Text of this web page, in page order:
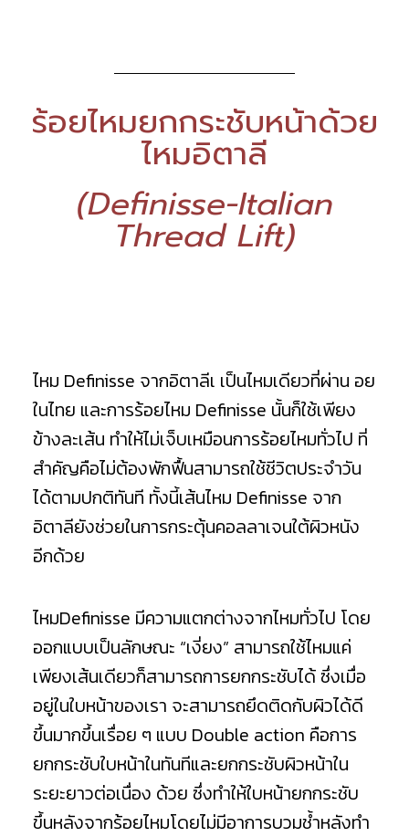
ร้อยไหมยกกระชับหน้าด้วย
ไหมอิตาลี
(Definisse-Italian
Thread Lift)
ไหม Definisse จากอิตาลีเ เป็นไหมเดียวที่ผ่าน อย
ในไทย และการร้อยไหม Definisse นั้นก็ใช้เพียง
ข้างละเส้น ทำให้ไม่เจ็บเหมือนการร้อยไหมทั่วไป ที่
สำคัญคือไม่ต้องพักฟื้นสามารถใช้ชีวิตประจำวัน
ได้ตามปกติทันที ทั้งนี้เส้นไหม Definisse จาก
อิตาลียังช่วยในการกระตุ้นคอลลาเจนใต้ผิวหนัง
อีกด้วย
ไหมDefinisse มีความแตกต่างจากไหมทั่วไป โดย
ออกแบบเป็นลักษณะ “เงี่ยง” สามารถใช้ไหมแค่
เพียงเส้นเดียวก็สามารถการยกกระชับได้ ซึ่งเมื่อ
อยู่ในใบหน้าของเรา จะสามารถยึดติดกับผิวได้ดี
ขึ้นมากขึ้นเรื่อย ๆ แบบ Double action คือการ
ยกกระชับใบหน้าในทันทีและยกกระชับผิวหน้าใน
ระยะยาวต่อเนื่อง ด้วย ซึ่งทำให้ใบหน้ายกกระชับ
ขึ้นหลังจากร้อยไหมโดยไม่มีอาการบวมช้ำหลังทำ